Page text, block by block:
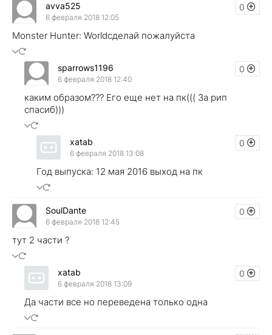
0
avva525
6 февраля 2018 12:05
Monster Hunter: Worldсделай пожалуйста
0
sparrows1196
6 февраля 2018 12:40
каким образом??? Его еще нет на пк((( За рип
спасиб)))
0
xatab
6 февраля 2018 13:08
Год выпуска: 12 мая 2016 выход на пк
0
SoulDante
6 февраля 2018 12:45
тут 2 части ?
0
xatab
6 февраля 2018 13:09
Да части все но переведена только одна